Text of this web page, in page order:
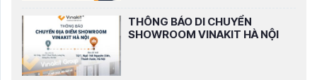
THÔNG BÁO DI CHUYỂN
SHOWROOM VINAKIT HÀ NỘI